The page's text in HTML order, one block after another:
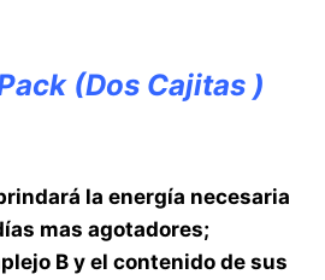
(Dos Cajitas )
la energía necesaria
mas agotadores;
B y el contenido de sus